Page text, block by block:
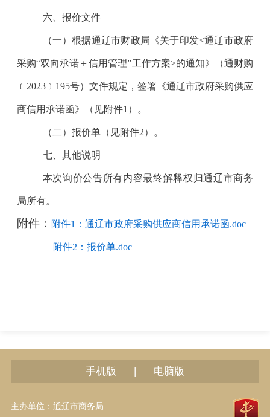
六、报价文件
（一）根据通辽市财政局《关于印发<通辽市政府
采购“双向承诺＋信用管理”工作方案>的通知》（通财购
﹝2023﹞195号）文件规定，签署《通辽市政府采购供应
商信用承诺函》（见附件1 ）。
（二）报价单（见附件2）。
七、其他说明
本次询价公告所有内容最终解释权归通辽市商务
局所有。
附件： 附件1：通辽市政府采购供应商信用承诺函.doc
附件2：报价单.doc
手机版 电脑版
主办单位：通辽市商务局